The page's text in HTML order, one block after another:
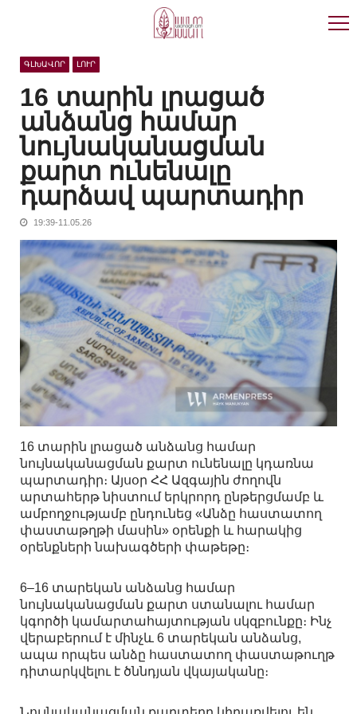
ԳԼԽԱՎՈՐ ԼՈՒՐ
16 տարին լրացած
անձանց համար
նույնականացման
քարտ ունենալը
դարձավ պարտադիր
19:39-11.05.26
16 տարին լրացած անձանց համար
նույնականացման քարտ ունենալը կդառնա
պարտադիր։ Այսօր ՀՀ Ազգային ժողովն
արտահերթ նիստում երկրորդ ընթերցմամբ և
ամբողջությամբ ընդունեց «Անձը հաստատող
փաստաթղթի մասին» օրենքի և հարակից
օրենքների նախագծերի փաթեթը։
6–16 տարեկան անձանց համար
նույնականացման քարտ ստանալու համար
կգործի կամարտահայտության սկզբունքը։ Ինչ
վերաբերում է մինչև 6 տարեկան անձանց,
ապա որպես անձը հաստատող փաստաթուղթ
դիտարկվելու է ծննդյան վկայականը։